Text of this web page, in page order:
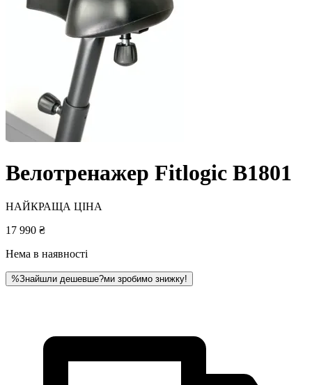
Велотренажер Fitlogic B1801
НАЙКРАЩА ЦІНА
17 990 ₴
Нема в наявності
%Знайшли дешевше?ми зробимо знижку!